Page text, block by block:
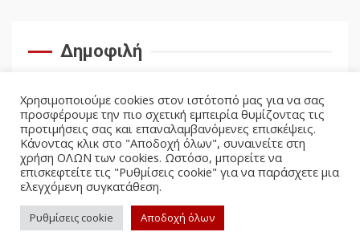
Δημοφιλή
Χρησιμοποιούμε cookies στον ιστότοπό μας για να σας
προσφέρουμε την πιο σχετική εμπειρία θυμίζοντας τις
προτιμήσεις σας και επαναλαμβανόμενες επισκέψεις.
Κάνοντας κλικ στο "Αποδοχή όλων", συναινείτε στη
χρήση ΟΛΩΝ των cookies. Ωστόσο, μπορείτε να
επισκεφτείτε τις "Ρυθμίσεις cookie" για να παράσχετε μια
ελεγχόμενη συγκατάθεση.
Ρυθμίσεις cookie Αποδοχή όλων